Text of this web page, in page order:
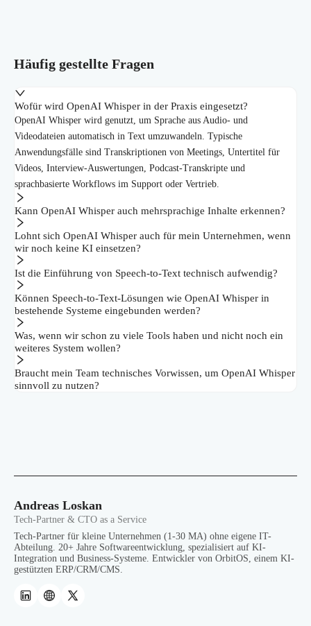
Häufig gestellte Fragen
Wofür wird OpenAI Whisper in der Praxis eingesetzt?
OpenAI Whisper wird genutzt, um Sprache aus Audio- und
Videodateien automatisch in Text umzuwandeln. Typische
Anwendungsfälle sind Transkriptionen von Meetings, Untertitel für
Videos, Interview-Auswertungen, Podcast-Transkripte und
sprachbasierte Workflows im Support oder Vertrieb.
Kann OpenAI Whisper auch mehrsprachige Inhalte erkennen?
Lohnt sich OpenAI Whisper auch für mein Unternehmen, wenn
wir noch keine KI einsetzen?
Ist die Einführung von Speech-to-Text technisch aufwendig?
Können Speech-to-Text-Lösungen wie OpenAI Whisper in
bestehende Systeme eingebunden werden?
Was, wenn wir schon zu viele Tools haben und nicht noch ein
weiteres System wollen?
Braucht mein Team technisches Vorwissen, um OpenAI Whisper
sinnvoll zu nutzen?
Andreas Loskan
Tech-Partner & CTO as a Service
Tech-Partner für kleine Unternehmen (1-30 MA) ohne eigene IT-
Abteilung. 20+ Jahre Softwareentwicklung, spezialisiert auf KI-
Integration und Business-Systeme. Entwickler von OrbitOS, einem KI-
gestützten ERP/CRM/CMS.